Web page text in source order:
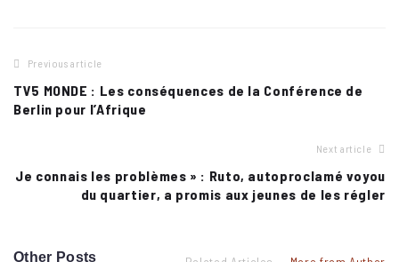
Navigation
de
l’article
Previous article
TV5 MONDE : Les conséquences de la Conférence de
Berlin pour l’Afrique
Next article
Je connais les problèmes » : Ruto, autoproclamé voyou
du quartier, a promis aux jeunes de les régler
Other Posts